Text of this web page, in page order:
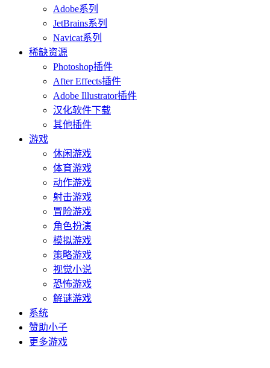
Adobe系列
JetBrains系列
Navicat系列
稀缺资源
Photoshop插件
After Effects插件
Adobe Illustrator插件
汉化软件下载
其他插件
游戏
休闲游戏
体育游戏
动作游戏
射击游戏
冒险游戏
角色扮演
模拟游戏
策略游戏
视觉小说
恐怖游戏
解谜游戏
系统
赞助小子
更多游戏